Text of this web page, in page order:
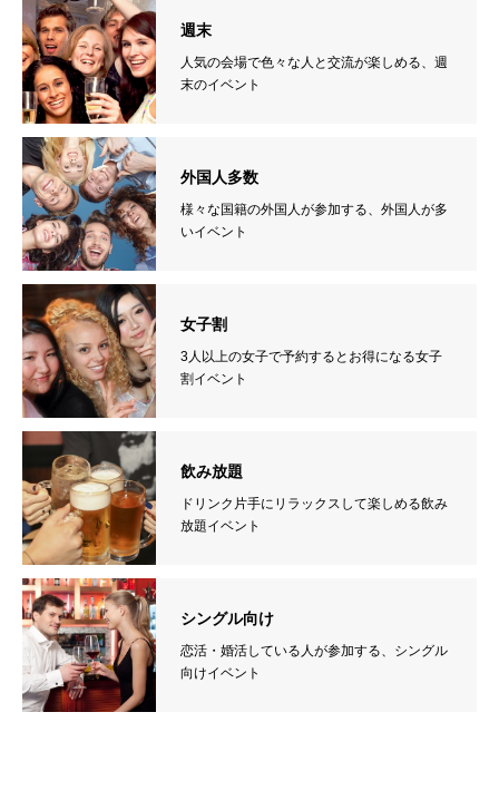
週末
人気の会場で色々な人と交流が楽しめる、週
末のイベント
外国人多数
様々な国籍の外国人が参加する、外国人が多
いイベント
女子割
3人以上の女子で予約するとお得になる女子
割イベント
飲み放題
ドリンク片手にリラックスして楽しめる飲み
放題イベント
シングル向け
恋活・婚活している人が参加する、シングル
向けイベント